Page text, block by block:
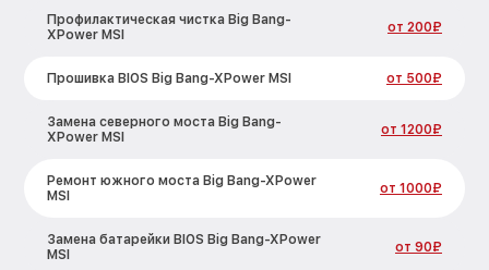
Профилактическая чистка Big Bang-
XPower MSI
от 200₽
Прошивка BIOS Big Bang-XPower MSI от 500₽
Замена северного моста Big Bang-
XPower MSI
от 1200₽
Ремонт южного моста Big Bang-XPower
MSI
от 1000₽
Замена батарейки BIOS Big Bang-XPower
MSI
от 90₽